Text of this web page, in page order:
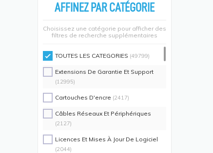
AFFINEZ PAR CATÉGORIE
Choisissez une catégorie pour afficher des
filtres de recherche supplémentaires
TOUTES LES CATEGORIES (49799)
Extensions De Garantie Et Support
(12995)
Cartouches D'encre (2417)
Câbles Réseaux Et Périphériques
(2127)
Licences Et Mises À Jour De Logiciel
(2044)